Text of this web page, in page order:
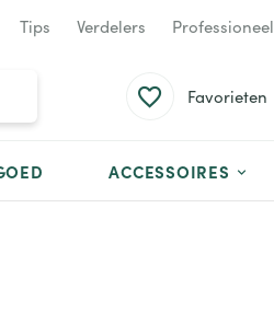
Tips Verdelers Professioneel
Favorieten
ACCESSOIRES